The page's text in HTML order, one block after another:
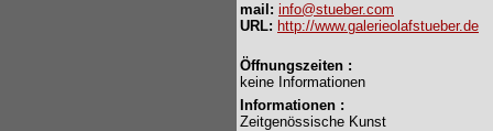
mail: info@stueber.com
URL: http://www.galerieolafstueber.de
Öffnungszeiten :
keine Informationen
Informationen :
Zeitgenössische Kunst